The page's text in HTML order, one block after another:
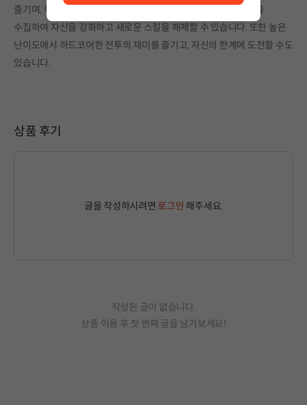
즐기며, 학원 도시의 다양한 곳에 흩어져 있는 아이템, 장비, 무기를
수집하여 자신을 강화하고 새로운 스킬을 해제할 수 있습니다. 또한 높은
난이도에서 하드코어한 전투의 재미를 즐기고, 자신의 한계에 도전할 수도
있습니다.
상품 후기
글을 작성하시려면 로그인 해주세요.
작성된 글이 없습니다.
상품 이용 후 첫 번째 글을 남겨보세요!